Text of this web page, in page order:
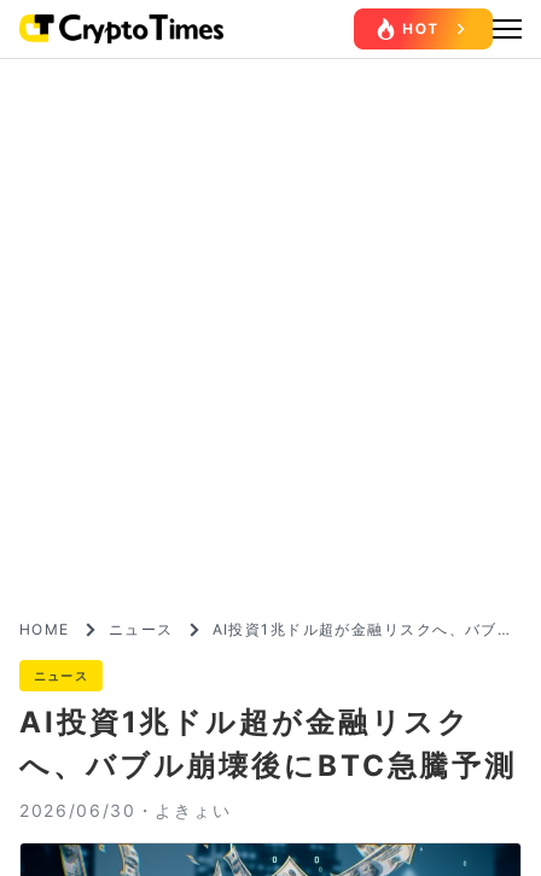
HOME ニュース
AI投資1兆ドル超が金融リスクへ、バブル
ニュース
AI投資1兆ドル超が金融リスク
へ、バブル崩壊後にBTC急騰予測
2026/06/30・ よきょい